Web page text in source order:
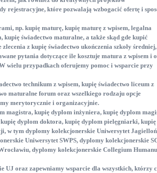
rejestracyjne, które pozwalają wzbogacić ofertę i
np. kupię maturę, kupię maturę z wpisem, legalna
, kupię świadectwo maturalne, a także skąd gde kupić
zlecenia z kupię świadectwo ukończenia szkoły średniej
pytania dotyczące ile kosztuje matura z wpisem i
wielu przypadkach oferujemy pomoc i wsparcie przy
technikum z wpisem, kupię świadectwo liceum z
maturalne forumoraz wszelkiego rodzaju opcje
merytorycznie i organizacyjnie.
magistra, kupię dyplom inżyniera, kupię dyplom
kupię dyplom doktora, kupię dyplom pielęgniarki, kupię
w tym dyplomy kolekcjonerskie Uniwersytet
Uniwersytet SWPS, dyplomy kolekcjonerskie
, dyplomy kolekcjonerskie Collegium
UJ oraz zapewniamy wsparcie dla wszystkich, którzy